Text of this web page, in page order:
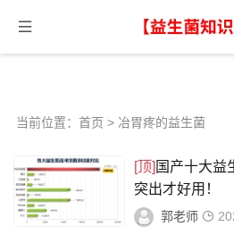
当前位置： 首页 > 冶胃疼的益生菌
[顶] 国产十大益
突出才好用！
郭老师